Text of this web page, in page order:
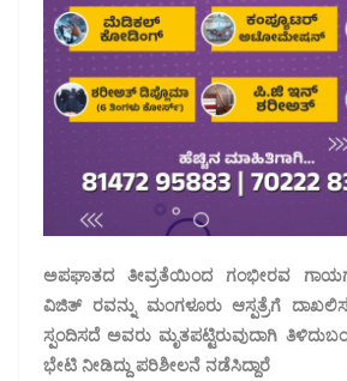
ಅಪಘಾತದ ತೀವ್ರತೆಯಿಂದ ಗಂಭೀರವ
ವಿಜಿತ್ ರವನ್ನು ಮಂಗಳೂರು ಆಸ್ಪತ್ರೆಗೆ
ಸ್ಪಂದಿಸದೆ ಅವರು ಮೃತಪಟ್ಟಿರುವುದಾಗಿ
ಭೇಟಿ ನೀಡಿದ್ದು ಪರಿಶೀಲನೆ ನಡೆಸಿದ್ದಾರೆ